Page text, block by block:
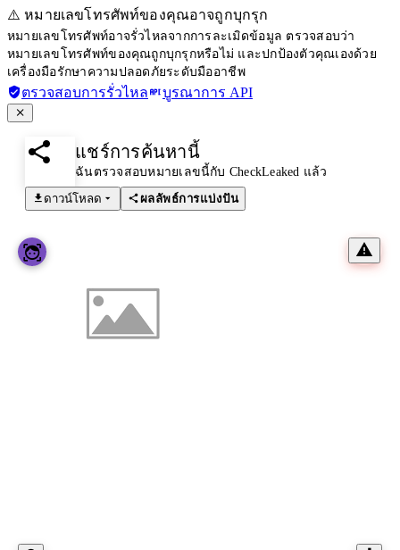
⚠️ หมายเลขโทรศัพท์ของคุณอาจถูกบุกรุก
หมายเลขโทรศัพท์อาจรั่วไหลจากการละเมิดข้อมูล ตรวจสอบว่า
หมายเลขโทรศัพท์ของคุณถูกบุกรุกหรือไม่ และปกป้องตัวคุณเองด้วย
เครื่องมือรักษาความปลอดภัยระดับมืออาชีพ
ตรวจสอบการรั่วไหล บูรณาการ API
แชร์การค้นหานี้
ฉันตรวจสอบหมายเลขนี้กับ CheckLeaked แล้ว
ดาวน์โหลด
ผลลัพธ์การแบ่งปัน